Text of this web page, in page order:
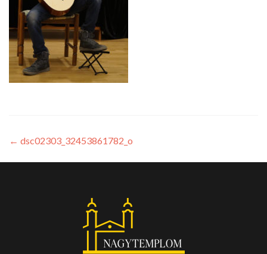
← dsc02303_32453861782_o